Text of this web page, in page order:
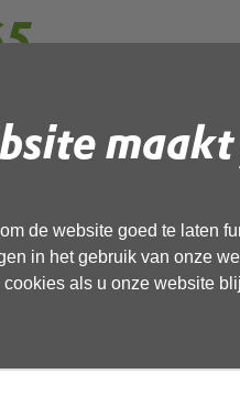
de website goed te laten
in het gebruik van onze
als u onze website
link om het document te